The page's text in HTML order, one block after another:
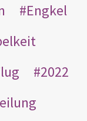
Engkel
2022